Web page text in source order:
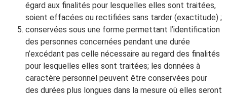
égard aux finalités pour lesquelles elles sont traitées,
soient effacées ou rectifiées sans tarder (exactitude) ;
conservées sous une forme permettant l’identification
des personnes concernées pendant une durée
n’excédant pas celle nécessaire au regard des finalités
pour lesquelles elles sont traitées; les données à
caractère personnel peuvent être conservées pour
des durées plus longues dans la mesure où elles seront